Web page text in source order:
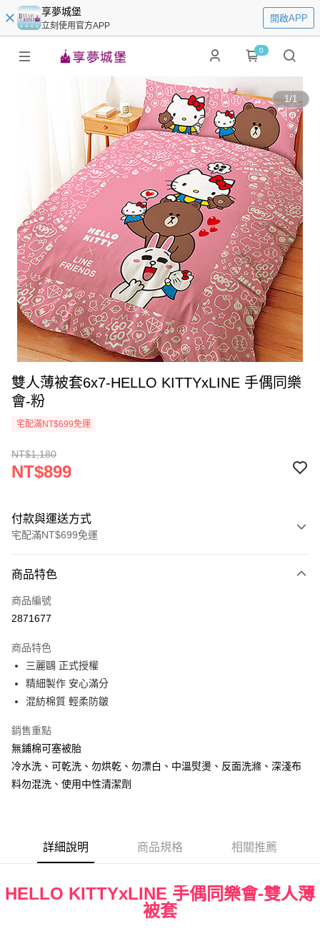
享夢城堡
立刻使用官方APP
開啟APP
0
1/1
雙人薄被套6x7-HELLO KITTYxLINE 手偶同樂
會-粉
宅配滿NT$699免運
NT$1,180
NT$899
付款與運送方式
宅配滿NT$699免運
信用卡一次付款
LINE Pay
街口支付
悠遊付
ATM付款
商品特色
商品編號
2871677
商品特色
三麗鷗 正式授權
精細製作 安心滿分
混紡棉質 輕柔防皺
銷售重點
無鋪棉可塞被胎
冷水洗、可乾洗、勿烘乾、勿漂白、中溫熨燙、反面洗滌、深淺布
料勿混洗、使用中性清潔劑
詳細說明 商品規格 相關推薦
HELLO KITTYxLINE 手偶同樂會-雙人薄
被套